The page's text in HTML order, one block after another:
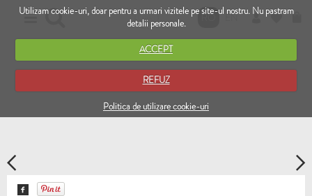
Utilizam cookie-uri, doar pentru a urmari vizitele pe site-ul nostru. Nu pastram
detalii personale.
ACCEPT
REFUZ
Politica de utilizare cookie-uri
RO EN